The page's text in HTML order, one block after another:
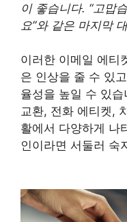
이 좋습니다. “고맙
요”와 같은 마지막
이러한 이메일 에티
은 인상을 줄 수 있
율성을 높일 수 있
교환, 전화 에티켓,
활에서 다양하게 나
인이라면 서둘러 숙